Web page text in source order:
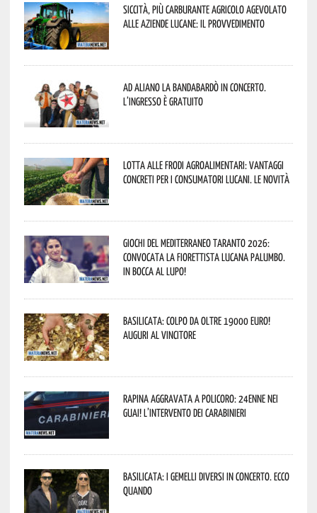
Siccità, più carburante agricolo agevolato
alle aziende lucane: il provvedimento
Ad Aliano la Bandabardò in concerto.
L’ingresso è gratuito
Lotta alle frodi agroalimentari: vantaggi
concreti per i consumatori lucani. Le novità
Giochi del Mediterraneo Taranto 2026:
convocata la fiorettista lucana Palumbo.
In bocca al lupo!
Basilicata: colpo da oltre 19000 Euro!
Auguri al vincitore
Rapina aggravata a Policoro: 24enne nei
guai! L’intervento dei Carabinieri
Basilicata: i Gemelli DiVersi in concerto. Ecco
quando